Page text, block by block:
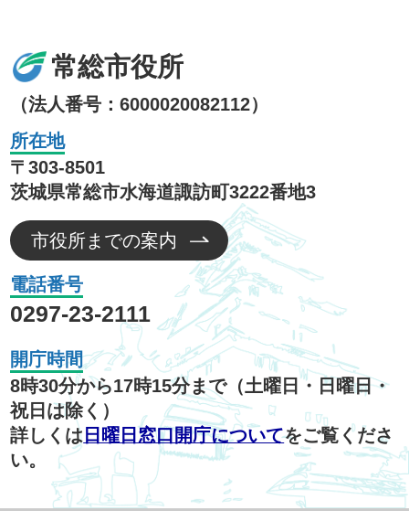
常総市役所
（法人番号：6000020082112）
所在地
〒303-8501
茨城県常総市水海道諏訪町3222番地3
市役所までの案内
電話番号
0297-23-2111
開庁時間
8時30分から17時15分まで（土曜日・日曜日・
祝日は除く）
詳しくは 日曜日窓口開庁についてをご覧くださ
い。